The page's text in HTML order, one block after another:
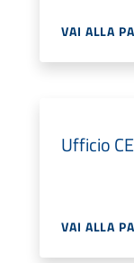
VAI ALLA
Ufficio
VAI ALLA